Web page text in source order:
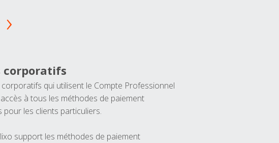
corporatifs
corporatifs qui utilisent le Compte Professionnel
à tous les méthodes de paiement
pour les clients particuliers.
support les méthodes de paiement